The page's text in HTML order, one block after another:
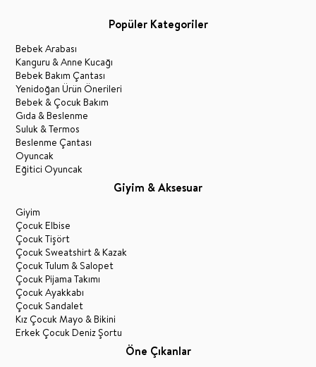
Popüler Kategoriler
Bebek Arabası
Kanguru & Anne Kucağı
Bebek Bakım Çantası
Yenidoğan Ürün Önerileri
Bebek & Çocuk Bakım
Gıda & Beslenme
Suluk & Termos
Beslenme Çantası
Oyuncak
Eğitici Oyuncak
Giyim & Aksesuar
Giyim
Çocuk Elbise
Çocuk Tişört
Çocuk Sweatshirt & Kazak
Çocuk Tulum & Salopet
Çocuk Pijama Takımı
Çocuk Ayakkabı
Çocuk Sandalet
Kız Çocuk Mayo & Bikini
Erkek Çocuk Deniz Şortu
Öne Çıkanlar